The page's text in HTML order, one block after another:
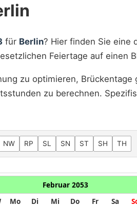
für Berlin? Hier finden Sie eine
Feiertage auf einen
zu optimieren, Brückentage
zu berechnen.
NW RP SL SN ST SH TH
Februar 2053
Mo Di Mi Do Fr Sa